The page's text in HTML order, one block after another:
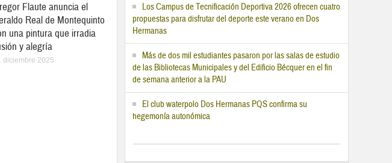
Flaute anuncia el
Real de Montequinto
una pintura que irradia
y alegría
diciembre 2025
Los Campus de Tecnificación Deportiva 2026 ofrecen cuatro
propuestas para disfrutar del deporte este verano en Dos
Hermanas
Más de dos mil estudiantes pasaron por las salas de estudio
de las Bibliotecas Municipales y del Edificio Bécquer en el fin
de semana anterior a la PAU
El club waterpolo Dos Hermanas PQS confirma su
hegemonía autonómica